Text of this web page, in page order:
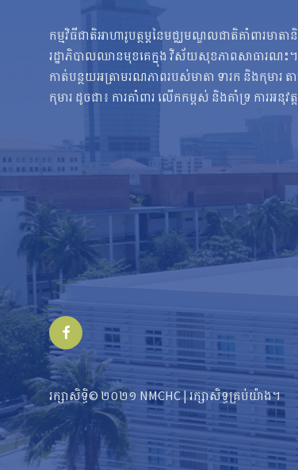
កម្មវិធីជាតិអាហារូបត្ថម្ភនៃមជ្ឈមណ្ឌលជាតិគាំពារម
រដ្ឋាភិបាលឈានមុខគេក្នុង វិស័យសុខភាពសាធារណ
កាត់បន្ថយអត្រាមរណភាពរបស់មាតា ទារក និងកុមារ តា
កុមារ ដូចជា៖ ការគាំពារ លើកកម្ពស់ និងគាំទ្រ ការអនុវ
Facebook
រក្សាសិទ្ធិ© ២០២១ NMCHC | រក្សា​​សិទ្ធ​គ្រប់យ៉ាង។